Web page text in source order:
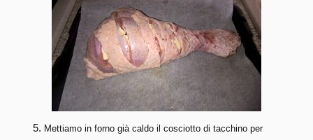
Mettiamo in forno già caldo il cosciotto di tacchino per